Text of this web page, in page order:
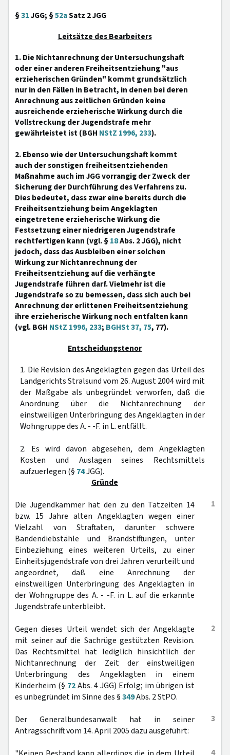
§31JGG; §52aSatz 2 JGG
Leitsätze des Bearbeiters
1. Die Nichtanrechnung der Untersuchungshaft
oder einer anderen Freiheitsentziehung "aus
erzieherischen Gründen" kommt grundsätzlich
nur in den Fällen in Betracht, in denen bei deren
Anrechnung aus zeitlichen Gründen keine
ausreichende erzieherische Wirkung durch die
Vollstreckung der Jugendstrafe mehr
gewährleistet ist (BGH NStZ 1996, 233).
2. Ebenso wie der Untersuchungshaft kommt
auch der sonstigen freiheitsentziehenden
Maßnahme auch im JGG vorrangig der Zweck der
Sicherung der Durchführung des Verfahrens zu.
Dies bedeutet, dass zwar eine bereits durch die
Freiheitsentziehung beim Angeklagten
eingetretene erzieherische Wirkung die
Festsetzung einer niedrigeren Jugendstrafe
rechtfertigen kann (vgl. §18Abs. 2 JGG), nicht
jedoch, dass das Ausbleiben einer solchen
Wirkung zur Nichtanrechnung der
Freiheitsentziehung auf die verhängte
Jugendstrafe führen darf. Vielmehr ist die
Jugendstrafe so zu bemessen, dass sich auch bei
Anrechnung der erlittenen Freiheitsentziehung
ihre erzieherische Wirkung noch entfalten kann
(vgl. BGH NStZ 1996, 233; BGHSt 37, 75, 77).
Entscheidungstenor
1. Die Revision des Angeklagten gegen das Urteil des
Landgerichts Stralsund vom 26. August 2004 wird mit
der Maßgabe als unbegründet verworfen, daß die
Anordnung über die Nichtanrechnung der
einstweiligen Unterbringung des Angeklagten in der
Wohngruppe des A. - -F. in L. entfällt.
2. Es wird davon abgesehen, dem Angeklagten
Kosten und Auslagen seines Rechtsmittels
aufzuerlegen (§ 74JGG).
Gründe
1
Die Jugendkammer hat den zu den Tatzeiten 14
bzw. 15 Jahre alten Angeklagten wegen einer
Vielzahl von Straftaten, darunter schwere
Bandendiebstähle und Brandstiftungen, unter
Einbeziehung eines weiteren Urteils, zu einer
Einheitsjugendstrafe von drei Jahren verurteilt und
angeordnet, daß eine Anrechnung der
einstweiligen Unterbringung des Angeklagten in
der Wohngruppe des A. - -F. in L. auf die erkannte
Jugendstrafe unterbleibt.
2
Gegen dieses Urteil wendet sich der Angeklagte
mit seiner auf die Sachrüge gestützten Revision.
Das Rechtsmittel hat lediglich hinsichtlich der
Nichtanrechnung der Zeit der einstweiligen
Unterbringung des Angeklagten in einem
Kinderheim (§ 72Abs. 4 JGG) Erfolg; im übrigen ist
es unbegründet im Sinne des §349Abs. 2 StPO.
3
Der Generalbundesanwalt hat in seiner
Antragsschrift vom 14. April 2005 dazu ausgeführt:
4